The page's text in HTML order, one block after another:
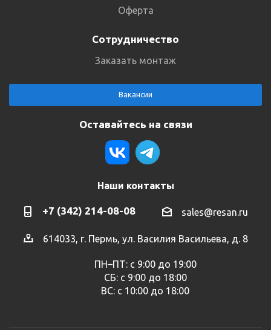
Оферта
Сотрудничество
Заказать монтаж
Вакансии
Оставайтесь на связи
Наши контакты
+7 (342) 214-08-08 sales@resan.ru
614033, г. Пермь, ул. Василия Васильева, д. 8
ПН–ПТ: с 9:00 до 19:00
СБ: с 9:00 до 18:00
ВС: с 10:00 до 18:00